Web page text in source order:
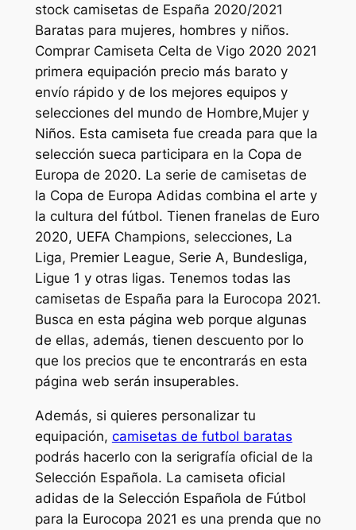
stock camisetas de España 2020/2021
Baratas para mujeres, hombres y niños.
Comprar Camiseta Celta de Vigo 2020 2021
primera equipación precio más barato y
envío rápido y de los mejores equipos y
selecciones del mundo de Hombre,Mujer y
Niños. Esta camiseta fue creada para que la
selección sueca participara en la Copa de
Europa de 2020. La serie de camisetas de
la Copa de Europa Adidas combina el arte y
la cultura del fútbol. Tienen franelas de Euro
2020, UEFA Champions, selecciones, La
Liga, Premier League, Serie A, Bundesliga,
Ligue 1 y otras ligas. Tenemos todas las
camisetas de España para la Eurocopa 2021.
Busca en esta página web porque algunas
de ellas, además, tienen descuento por lo
que los precios que te encontrarás en esta
página web serán insuperables.
Además, si quieres personalizar tu
equipación, camisetas de futbol baratas
podrás hacerlo con la serigrafía oficial de la
Selección Española. La camiseta oficial
adidas de la Selección Española de Fútbol
para la Eurocopa 2021 es una prenda que no